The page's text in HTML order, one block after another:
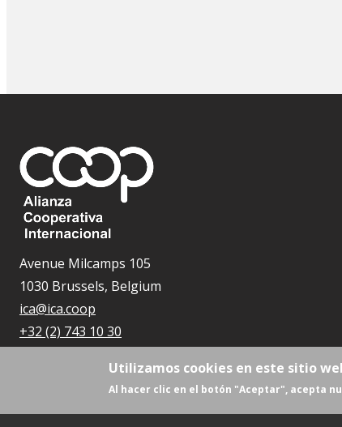
Avenue Milcamps 105
1030 Brussels, Belgium
ica@ica.coop
+32 (2) 743 10 30
Utilizamos cookies en este sitio
Al hacer clic en el botón "Aceptar", acepta